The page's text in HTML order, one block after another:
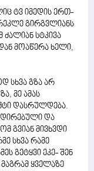
ტვ იმედის ერთ-
გირგვლიანს
სტკივა
მოაწერა ხელი,
სხვა გზა არ
მე ამას
დასრულდება.
და
გვიან მივხვდი
სხვა რამე
გეტყვი ეკე- შენ
ყველაზე